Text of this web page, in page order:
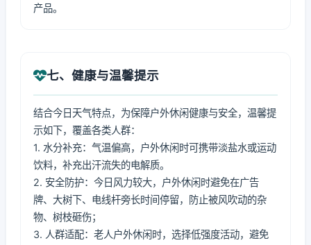
产品。
七、健康与温馨提示
结合今日天气特点，为保障户外休闲健康与安全，温馨提
示如下，覆盖各类人群：
1. 水分补充：气温偏高，户外休闲时可携带淡盐水或运动
饮料，补充出汗流失的电解质。
2. 安全防护：今日风力较大，户外休闲时避免在广告
牌、大树下、电线杆旁长时间停留，防止被风吹动的杂
物、树枝砸伤；
3. 人群适配：老人户外休闲时，选择低强度活动，避免